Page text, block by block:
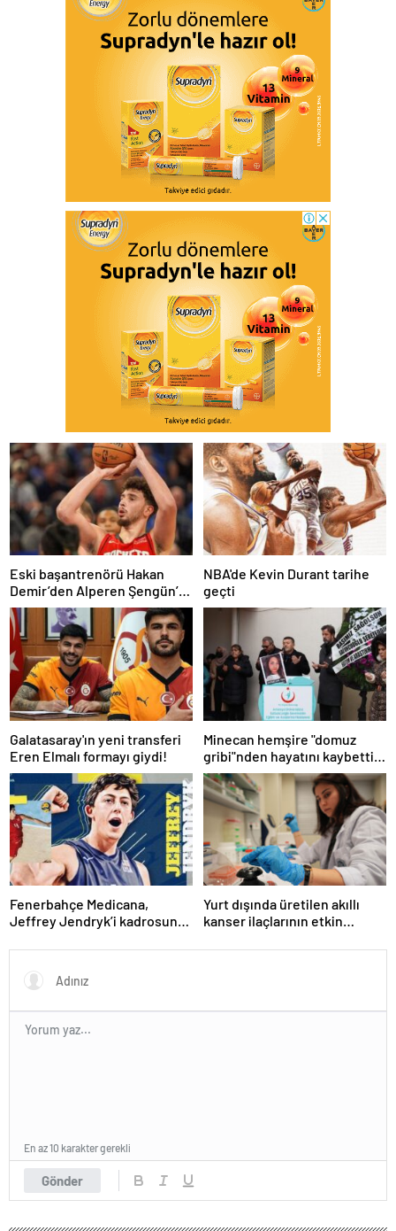
Eski başantrenörü Hakan
Demir’den Alperen Şengün’e
övgü
NBA'de Kevin Durant tarihe
geçti
Galatasaray'ın yeni transferi
Eren Elmalı formayı giydi!
Minecan hemşire "domuz
gribi"nden hayatını kaybetti –
Haberler | Sağlık Haberleri
Fenerbahçe Medicana,
Jeffrey Jendryk’i kadrosuna
Yurt dışında üretilen akıllı
kanser ilaçlarının etkin
geliştirildi | Sağlık Haberleri
Gönder
En az 10 karakter gerekli